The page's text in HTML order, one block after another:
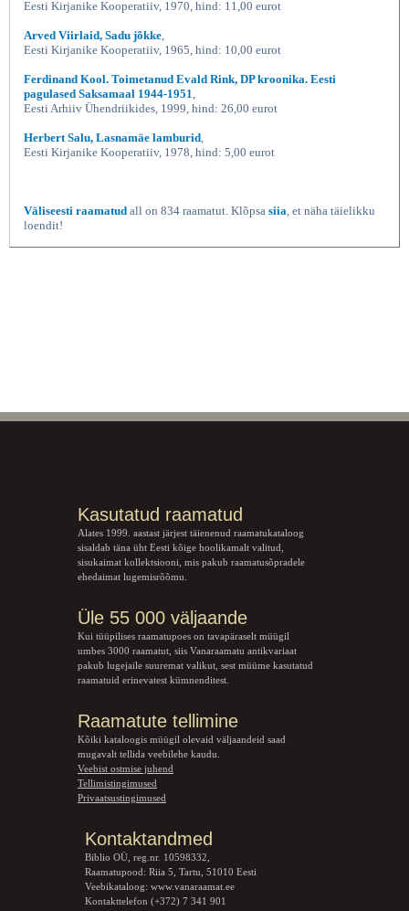
Eesti Kirjanike Kooperatiiv, 1970, hind: 11,00 eurot
Arved Viirlaid, Sadu jõkke
Eesti Kirjanike Kooperatiiv, 1965, hind: 10,00 eurot
Ferdinand Kool. Toimetanud Evald Rink, DP kroonika. Eesti
pagulased Saksamaal 1944-1951
Eesti Arhiiv Ühendriikides, 1999, hind: 26,00 eurot
Herbert Salu, Lasnamäe lamburid
Eesti Kirjanike Kooperatiiv, 1978, hind: 5,00 eurot
Väliseesti raamatud all on 834 raamatut. Klõpsa siia , et näha täielikku
loendit!
Kasutatud raamatud
Alates 1999. aastast järjest täienenud raamatukataloog
sisaldab täna üht Eesti kõige hoolikamalt valitud,
sisukaimat kollektsiooni, mis pakub raamatusõpradele
ehedaimat lugemisrõõmu.
Üle 55 000 väljaande
Kui tüüpilises raamatupoes on tavapäraselt müügil
umbes 3000 raamatut, siis Vanaraamatu antikvariaat
pakub lugejaile suuremat valikut, sest müüme kasutatud
raamatuid erinevatest kümnenditest.
Raamatute tellimine
Kõiki kataloogis müügil olevaid väljaandeid saad
mugavalt tellida veebilehe kaudu.
Veebist ostmise juhend
Tellimistingimused
Privaatsustingimused
Kontaktandmed
Biblio OÜ, reg.nr. 10598332,
Raamatupood: Riia 5, Tartu, 51010 Eesti
Veebikataloog: www.vanaraamat.ee
Kontakttelefon (+372) 7 341 901